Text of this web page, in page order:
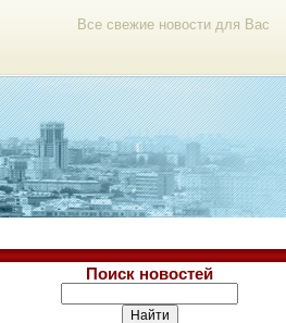
Все свежие новости для Вас
Поиск новостей